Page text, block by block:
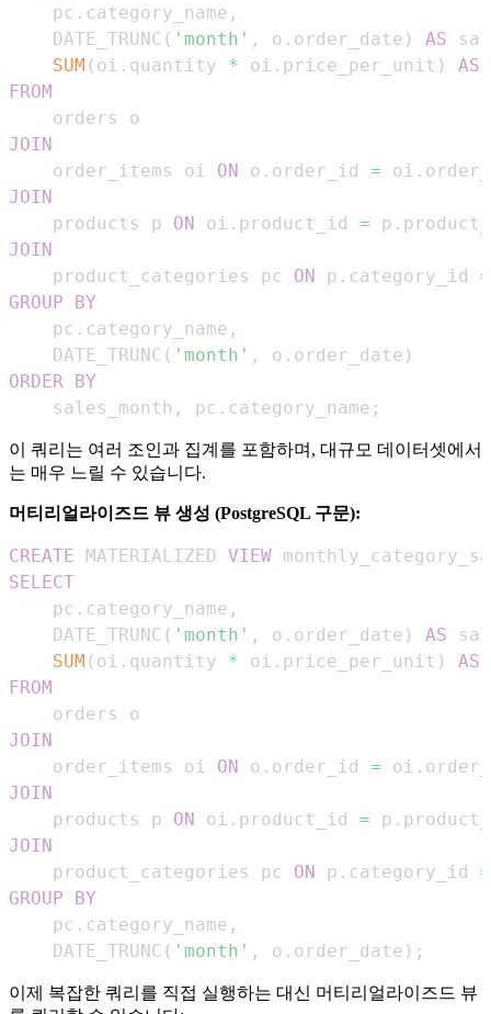
    pc
. category_name ,
    DATE_TRUNC
( 'month' , o . order_date ) AS
SUM ( oi . quantity * oi . price_per_unit )
AS
FROM
JOIN
    order_items oi
ON o . order_id = oi .
JOIN
    products p
ON oi . product_id = p .
JOIN
    product_categories pc
ON p . category_id =
GROUP
BY
    pc
. category_name ,
    DATE_TRUNC
( 'month' , o . order_date )
ORDER
BY
    sales_month
, pc . category_name ;
이 쿼리는 여러 조인과 집계를 포함하며, 대규모 데이터셋에서
는 매우 느릴 수 있습니다.
머티리얼라이즈드 뷰 생성 (PostgreSQL 구문):
CREATE MATERIALIZED VIEW
SELECT
    pc
. category_name ,
    DATE_TRUNC
( 'month' , o . order_date ) AS
SUM ( oi . quantity * oi . price_per_unit )
AS
FROM
JOIN
    order_items oi
ON o . order_id = oi .
JOIN
    products p
ON oi . product_id = p .
JOIN
    product_categories pc
ON p . category_id =
GROUP
BY
    pc
. category_name ,
    DATE_TRUNC
( 'month' , o . order_date ) ;
이제 복잡한 쿼리를 직접 실행하는 대신 머티리얼라이즈드 뷰